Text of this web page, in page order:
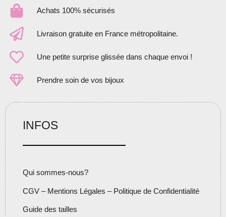
Achats 100% sécurisés
Livraison gratuite en France métropolitaine.
Une petite surprise glissée dans chaque envoi !
Prendre soin de vos bijoux
INFOS
Qui sommes-nous?
CGV – Mentions Légales – Politique de Confidentialité
Guide des tailles